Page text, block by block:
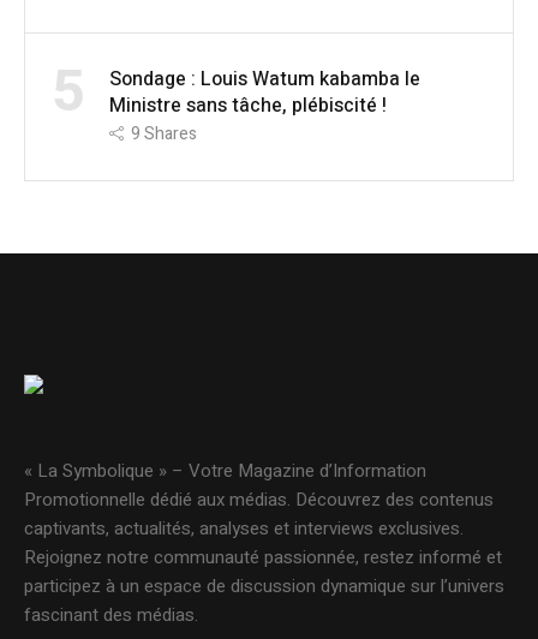
5
Sondage : Louis Watum kabamba le
Ministre sans tâche, plébiscité !
9Shares
« La Symbolique » – Votre Magazine d’Information
Promotionnelle dédié aux médias. Découvrez des contenus
captivants, actualités, analyses et interviews exclusives.
Rejoignez notre communauté passionnée, restez informé et
participez à un espace de discussion dynamique sur l’univers
fascinant des médias.